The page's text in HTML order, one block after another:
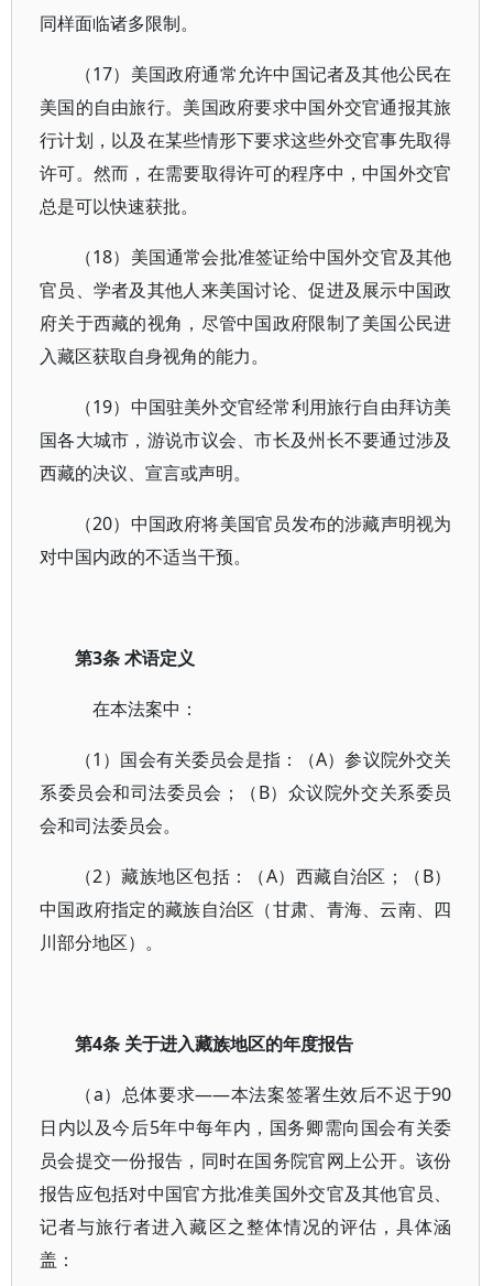
同样面临诸多限制。
（17）美国政府通常允许中国记者及其他公民在
美国的自由旅行。美国政府要求中国外交官通报其旅
行计划，以及在某些情形下要求这些外交官事先取得
许可。然而，在需要取得许可的程序中，中国外交官
总是可以快速获批。
（18）美国通常会批准签证给中国外交官及其他
官员、学者及其他人来美国讨论、促进及展示中国政
府关于西藏的视角，尽管中国政府限制了美国公民进
入藏区获取自身视角的能力。
（19）中国驻美外交官经常利用旅行自由拜访美
国各大城市，游说市议会、市长及州长不要通过涉及
西藏的决议、宣言或声明。
（20）中国政府将美国官员发布的涉藏声明视为
对中国内政的不适当干预。
第3条 术语定义
在本法案中：
（1）国会有关委员会是指：（A）参议院外交关
系委员会和司法委员会；（B）众议院外交关系委员
会和司法委员会。
（2）藏族地区包括：（A）西藏自治区；（B）
中国政府指定的藏族自治区（甘肃、青海、云南、四
川部分地区）。
第4条 关于进入藏族地区的年度报告
（a）总体要求——本法案签署生效后不迟于90
日内以及今后5年中每年内，国务卿需向国会有关委
员会提交一份报告，同时在国务院官网上公开。该份
报告应包括对中国官方批准美国外交官及其他官员、
记者与旅行者进入藏区之整体情况的评估，具体涵
盖：